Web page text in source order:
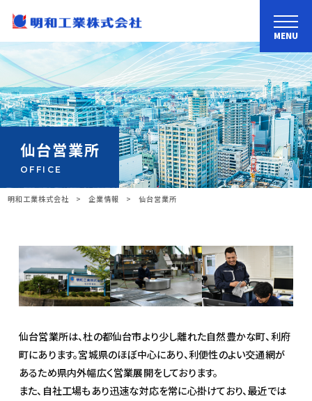
MENU
仙台営業所
OFFICE
明和工業株式会社 > 企業情報 > 仙台営業所
仙台営業所は、杜の都仙台市より少し離れた自然豊かな町、利府
町にあります。宮城県のほぼ中心にあり、利便性のよい交通網が
あるため県内外幅広く営業展開をしております。
また、自社工場もあり迅速な対応を常に心掛けており、最近では